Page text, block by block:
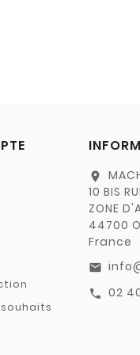
location_on
10 BIS
ZONE
44700
France
email
call 02